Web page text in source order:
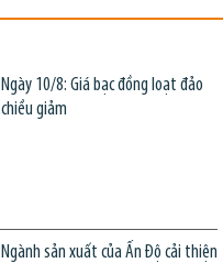
Ngày 10/8: Giá bạc đồng loạt đảo
chiều giảm
Ngành sản xuất của Ấn Độ cải thiện